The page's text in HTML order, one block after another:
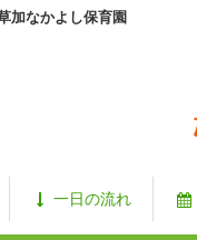
加なかよし保育園
一日の流れ